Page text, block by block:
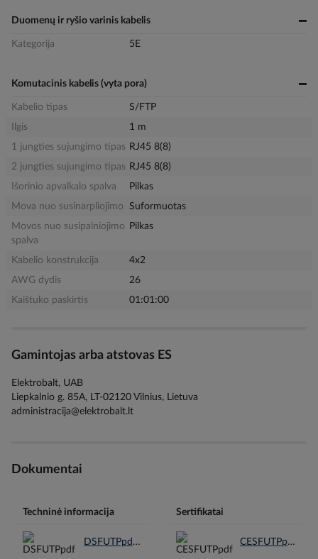
Duomenų ir ryšio varinis kabelis
Kategorija 5E
Komutacinis kabelis (vyta pora)
Kabelio tipas
S/FTP
Ilgis
1 m
1 jungties sujungimo tipas RJ45 8(8)
2 jungties sujungimo tipas RJ45 8(8)
Išorinio apvalkalo spalva
Pilkas
Mova nuo susinarpliojimo
Suformuotas
Movos nuo susipainiojimo
spalva
Pilkas
Kabelio konstrukcija
4x2
AWG dydis
26
Kaištuko paskirtis
01:01:00
Gamintojas arba atstovas ES
Elektrobalt, UAB
Liepkalnio g. 85A, LT-02120 Vilnius, Lietuva
administracija@elektrobalt.lt
Dokumentai
Techninė informacija
DSFUTPpdf.pdf
Sertifikatai
CESFUTPpdf.pdf